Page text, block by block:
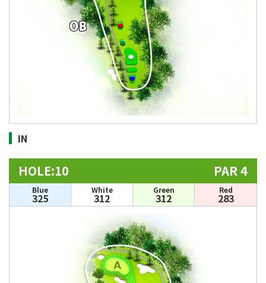
IN
HOLE:10 PAR 4
Blue
325
White
312
Green
312
Red
283